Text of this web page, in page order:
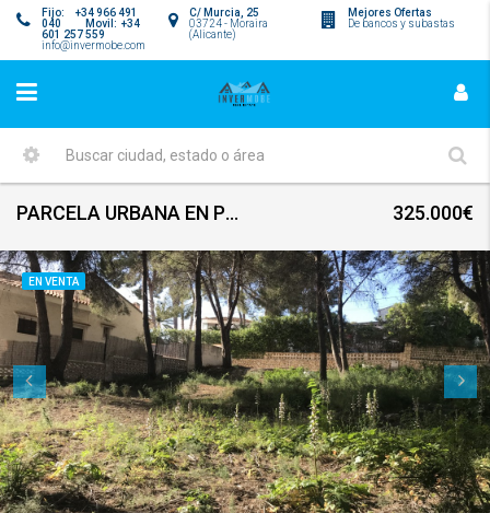
Mejores Ofertas
De bancos y subastas
C/ Murcia, 25
03724 - Moraira
(Alicante)
Fijo: +34 966 491
040 Movil: +34
601 257 559
info@invermobe.com
PARCELA URBANA EN PLA DEL MAR 325.000€
EN VENTA